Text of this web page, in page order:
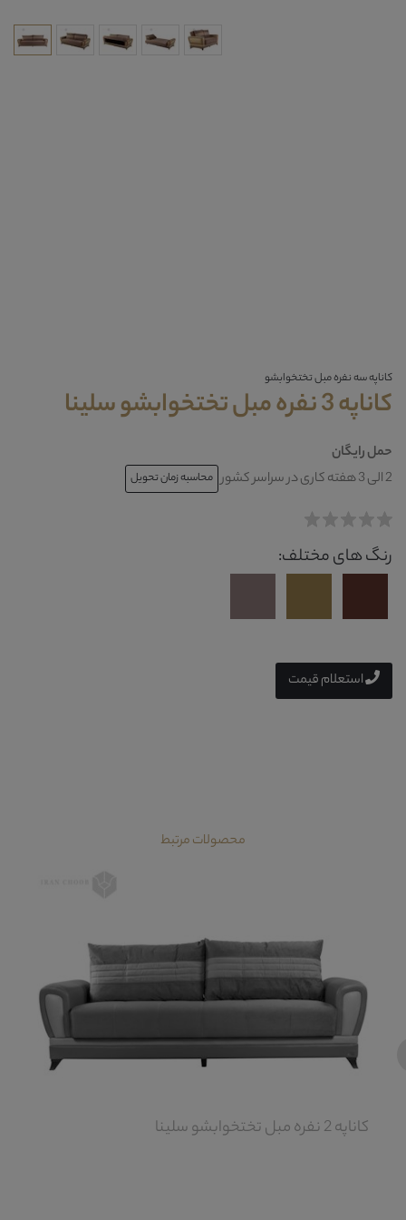
کاناپه سه نفره مبل تختخوابشو
کاناپه 3 نفره مبل تختخوابشو سلینا
حمل رایگان
2 الی 3 هفته کاری در سراسر کشور
محاسبه زمان تحویل
رنگ های مختلف:
استعلام قیمت
محصولات مرتبط
کاناپه 2 نفره مبل تختخوابشو سلینا
‹